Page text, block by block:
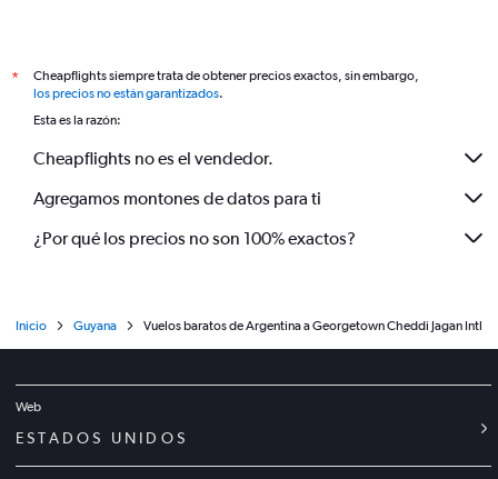
*
Cheapflights siempre trata de obtener precios exactos, sin embargo,
los precios no están garantizados.
Esta es la razón:
Cheapflights no es el vendedor.
Agregamos montones de datos para ti
¿Por qué los precios no son 100% exactos?
Inicio Guyana Vuelos baratos de Argentina a Georgetown Cheddi Jagan Intl
Web
ESTADOS UNIDOS